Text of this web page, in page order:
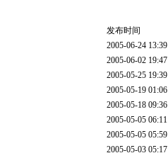
发布时间
2005-06-24 13:39
2005-06-02 19:47
2005-05-25 19:39
2005-05-19 01:06
2005-05-18 09:36
2005-05-05 06:11
2005-05-05 05:59
2005-05-03 05:17